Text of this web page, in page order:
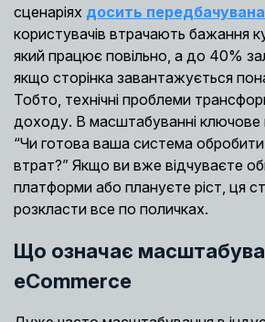
сценаріях досить передбачувана
користувачів втрачають бажання
який працює повільно, а до 40%
якщо сторінка завантажується
Тобто, технічні проблеми
доходу. В масштабуванні ключове
“Чи готова ваша система обробити
втрат?” Якщо ви вже відчуваєте
платформи або плануєте ріст, ця
розкласти все по поличках.
Що означає
eCommerce